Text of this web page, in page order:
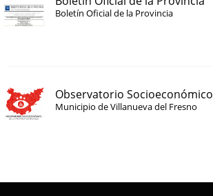
Boletín Oficial de la Provincia
Observatorio Socioeconómico
Municipio de Villanueva del Fresno